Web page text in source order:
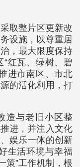
取整片区更新改
设施，以尊重居
，最大限度保持
红瓦、绿树、碧
进市南区、市北
的活化利用，打
造与老旧小区整
进，并注入文化
娱乐一体的创新
生活环境与幸福
策”工作机制，根